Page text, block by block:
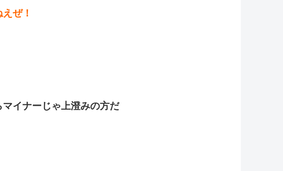
ぜ！
イナーじゃ上澄みの方だ